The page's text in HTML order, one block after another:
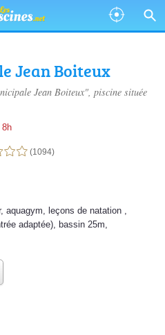
Jean Boiteux
Jean Boiteux", piscine située
8h
sur 5 (1094)
, aquagym, leçons de natation ,
adaptée), bassin 25m,